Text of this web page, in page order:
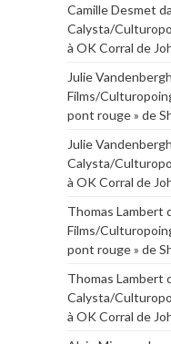
Camille Desmet
Calysta/
à OK Corral de
Julie
Films/
pont rouge » de
Julie
Calysta/
à OK Corral de
Thomas Lambert
Films/
pont rouge » de
Thomas Lambert
Calysta/
à OK Corral de